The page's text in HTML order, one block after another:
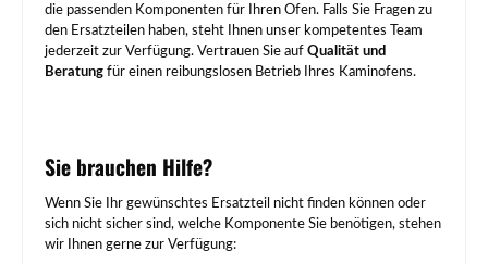
die passenden Komponenten für Ihren Ofen. Falls Sie Fragen zu
den Ersatzteilen haben, steht Ihnen unser kompetentes Team
jederzeit zur Verfügung. Vertrauen Sie auf Qualität und
Beratung für einen reibungslosen Betrieb Ihres Kaminofens.
Sie brauchen Hilfe?
Wenn Sie Ihr gewünschtes Ersatzteil nicht finden können oder
sich nicht sicher sind, welche Komponente Sie benötigen, stehen
wir Ihnen gerne zur Verfügung: